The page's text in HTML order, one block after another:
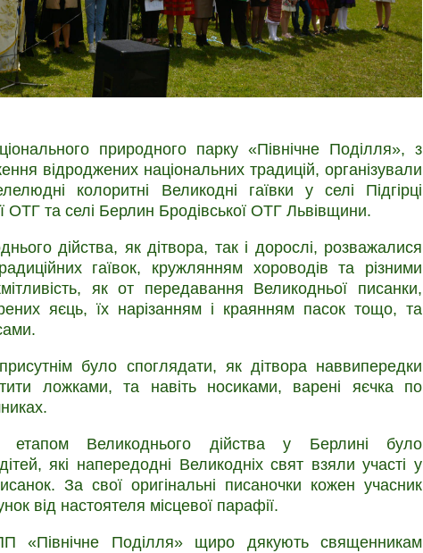
природного парку «Північне Поділля», з
відроджених національних традицій, організували
колоритні Великодні гаївки у селі Підгірці
ОТГ та селі Берлин Бродівської ОТГ Львівщини.
дійства, як дітвора, так і дорослі, розважалися
гаївок, кружлянням хороводів та різними
як от передавання Великодньої писанки,
яєць, їх нарізанням і краянням пасок тощо, та
було споглядати, як дітвора наввипередки
ложками, та навіть носиками, варені яєчка по
етапом Великоднього дійства у Берлині було
які напередодні Великодніх свят взяли участі у
За свої оригінальні писаночки кожен учасник
від настоятеля місцевої парафії.
«Північне Поділля» щиро дякують священникам